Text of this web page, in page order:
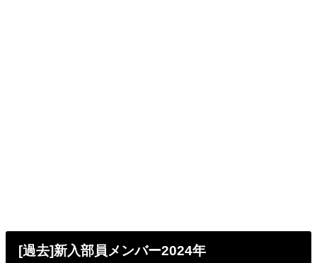
[過去]新入部員メンバー2024年